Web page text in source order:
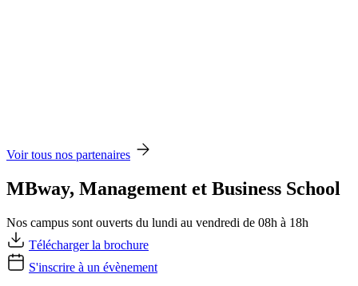
Voir tous nos partenaires
MBway, Management et Business School
Nos campus sont ouverts du lundi au vendredi de 08h à 18h
Télécharger la brochure
S'inscrire à un évènement